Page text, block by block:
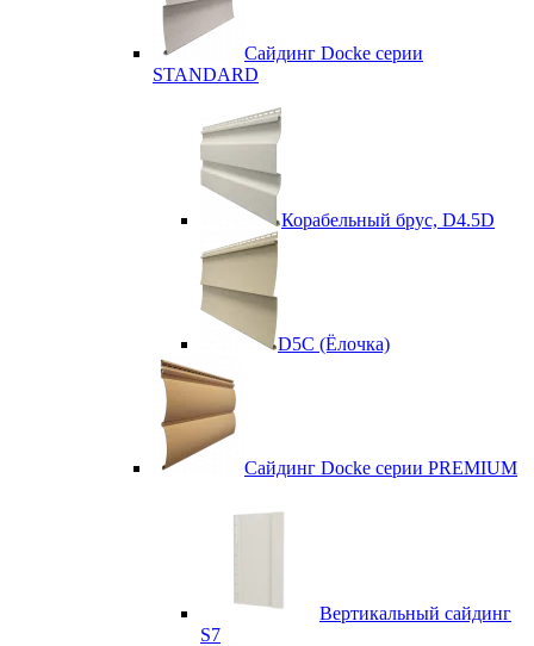
Сайдинг Docke серии
STANDARD
Корабельный брус, D4.5D
D5C (Ёлочка)
Сайдинг Docke серии PREMIUM
Вертикальный сайдинг
S7